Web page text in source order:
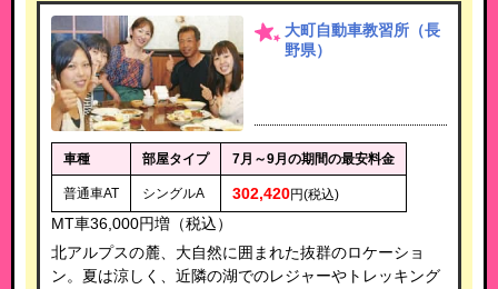
大町自動車教習所（長
野県）
車種 部屋タイプ 7月～9月の期間の最安料金
普通車AT シングルA 302,420円(税込)
MT車36,000円増（税込）
北アルプスの麓、大自然に囲まれた抜群のロケーショ
ン。夏は涼しく、近隣の湖でのレジャーやトレッキング